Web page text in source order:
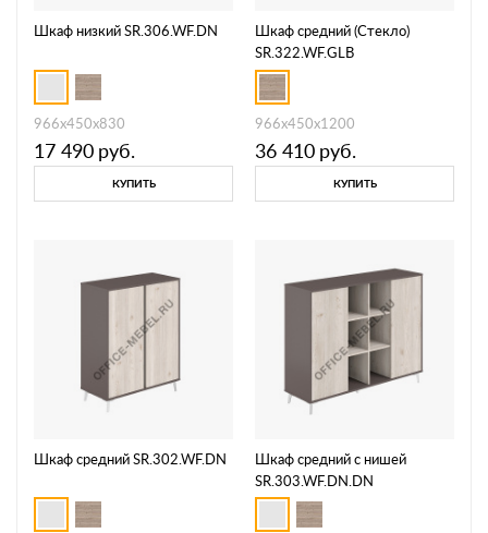
Шкаф низкий SR.306.WF.DN
966х450х830
17 490 руб.
КУПИТЬ
Шкаф средний (Стекло)
SR.322.WF.GLB
966х450х1200
36 410 руб.
КУПИТЬ
Шкаф средний SR.302.WF.DN
Шкаф средний с нишей
SR.303.WF.DN.DN